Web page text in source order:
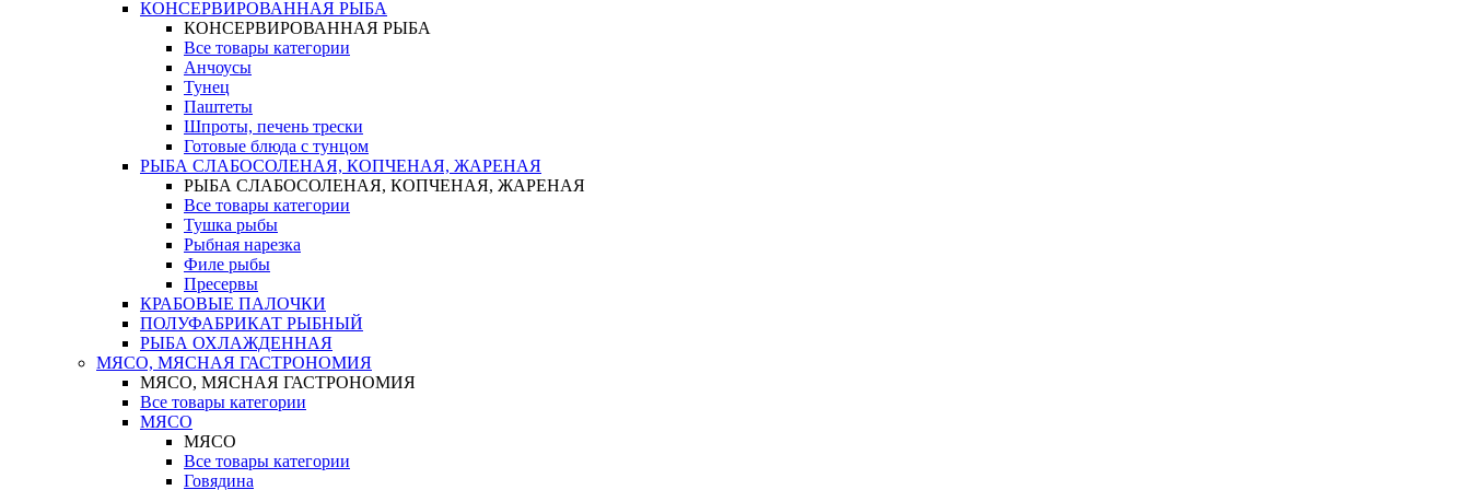
КОНСЕРВИРОВАННАЯ РЫБА
КОНСЕРВИРОВАННАЯ РЫБА
Все товары категории
Анчоусы
Тунец
Паштеты
Шпроты, печень трески
Готовые блюда с тунцом
РЫБА СЛАБОСОЛЕНАЯ, КОПЧЕНАЯ, ЖАРЕНАЯ
РЫБА СЛАБОСОЛЕНАЯ, КОПЧЕНАЯ, ЖАРЕНАЯ
Все товары категории
Тушка рыбы
Рыбная нарезка
Филе рыбы
Пресервы
КРАБОВЫЕ ПАЛОЧКИ
ПОЛУФАБРИКАТ РЫБНЫЙ
РЫБА ОХЛАЖДЕННАЯ
МЯСО, МЯСНАЯ ГАСТРОНОМИЯ
МЯСО, МЯСНАЯ ГАСТРОНОМИЯ
Все товары категории
МЯСО
МЯСО
Все товары категории
Говядина